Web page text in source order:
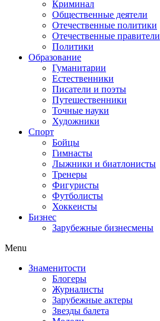
Криминал
Общественные деятели
Отечественные политики
Отечественные правители
Политики
Образование
Гуманитарии
Естественники
Писатели и поэты
Путешественники
Точные науки
Художники
Спорт
Бойцы
Гимнасты
Лыжники и биатлонисты
Тренеры
Фигуристы
Футболисты
Хоккеисты
Бизнес
Зарубежные бизнесмены
Menu
Знаменитости
Блогеры
Журналисты
Зарубежные актеры
Звезды балета